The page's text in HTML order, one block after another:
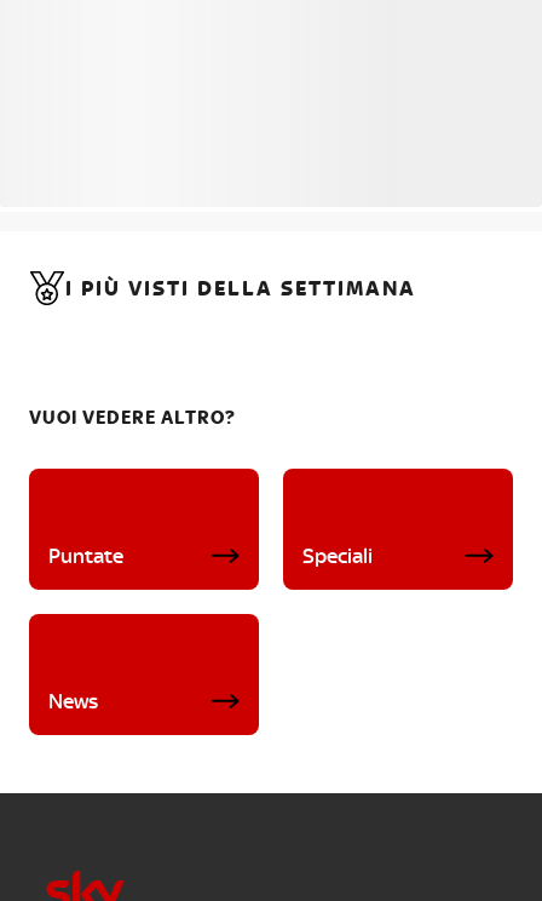
I PIÙ VISTI DELLA SETTIMANA
VUOI VEDERE ALTRO?
Puntate Speciali
News